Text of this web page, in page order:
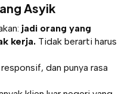
Asyik
jadi orang yang
kerja. Tidak berarti harus
dan punya rasa